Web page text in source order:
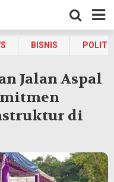
BISNIS
Jalan Aspal
di